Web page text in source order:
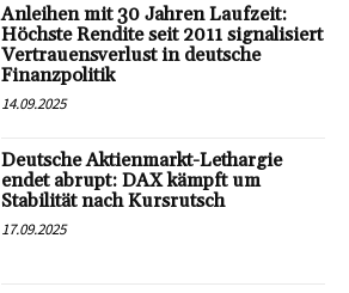
Anleihen mit 30 Jahren Laufzeit:
Höchste Rendite seit 2011 signalisiert
Vertrauensverlust in deutsche
Finanzpolitik
14.09.2025
Deutsche Aktienmarkt-Lethargie
endet abrupt: DAX kämpft um
Stabilität nach Kursrutsch
17.09.2025